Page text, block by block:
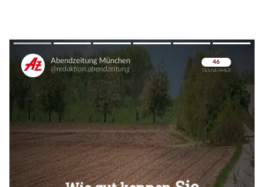
Überspringen